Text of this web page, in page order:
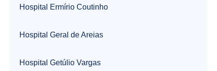
Hospital Ermírio Coutinho
Hospital Geral de Areias
Hospital Getúlio Vargas